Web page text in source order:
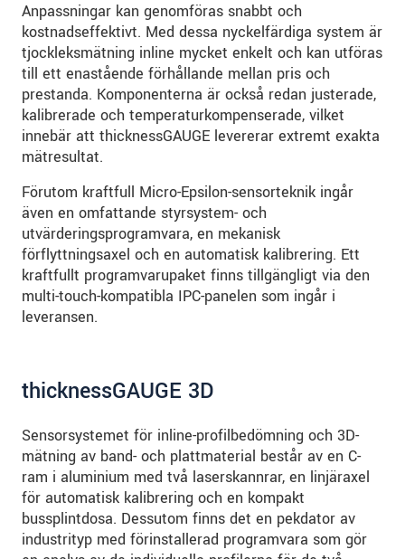
Anpassningar kan genomföras snabbt och
kostnadseffektivt. Med dessa nyckelfärdiga system är
tjockleksmätning inline mycket enkelt och kan utföras
till ett enastående förhållande mellan pris och
prestanda. Komponenterna är också redan justerade,
kalibrerade och temperaturkompenserade, vilket
innebär att thicknessGAUGE levererar extremt exakta
mätresultat.
Förutom kraftfull Micro-Epsilon-sensorteknik ingår
även en omfattande styrsystem- och
utvärderingsprogramvara, en mekanisk
förflyttningsaxel och en automatisk kalibrering. Ett
kraftfullt programvarupaket finns tillgängligt via den
multi-touch-kompatibla IPC-panelen som ingår i
leveransen.
thicknessGAUGE 3D
Sensorsystemet för inline-profilbedömning och 3D-
mätning av band- och plattmaterial består av en C-
ram i aluminium med två laserskannrar, en linjäraxel
för automatisk kalibrering och en kompakt
bussplintdosa. Dessutom finns det en pekdator av
industrityp med förinstallerad programvara som gör